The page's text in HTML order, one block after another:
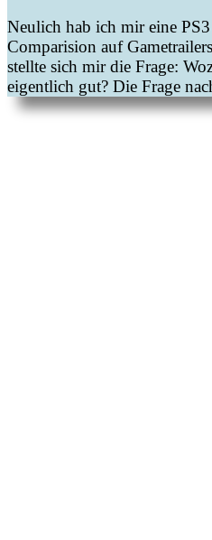
Neulich hab ich mir eine
Comparision auf
stellte sich mir die Frage:
eigentlich gut? Die Frage